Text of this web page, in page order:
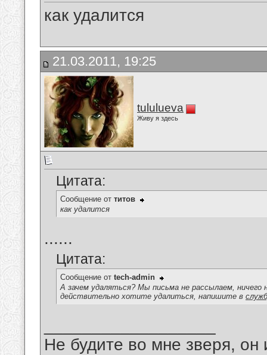
как удалится
21.03.2011, 19:25
tululueva
Живу я здесь
Цитата:
Сообщение от титов
как удалится
......
Цитата:
Сообщение от tech-admin
А зачем удаляться? Мы письма не рассылаем,
действительно хотите удалиться, напишите в
Не будите во мне зверя, он